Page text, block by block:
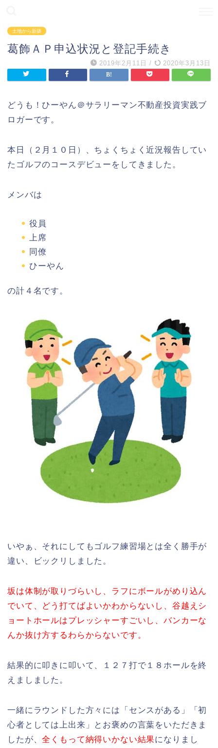
土地から新築
葛飾ＡＰ申込状況と登記手続き
2019年2月11日 / 2020年3月13日
どうも！ひーやん＠サラリーマン不動産投資実践ブ
ロガーです。
本日（２月１０日）、ちょくちょく近況報告してい
たゴルフのコースデビューをしてきました。
メンバは
役員
上席
同僚
ひーやん
の計４名です。
いやぁ、それにしてもゴルフ練習場とは全く勝手が
違い、ビックリしました。
坂は体制が取りづらいし、ラフにボールがめり込ん
でいて、どう打てばよいかわからないし、谷越えシ
ョートホールはプレッシャーすごいし、バンカーな
んか抜け方するわらからないです。
結果的に叩きに叩いて、１２７打で１８ホールを終
えましました。
一緒にラウンドした方々には「センスがある」「初
心者としては上出来」とお褒めの言葉をいただきま
したが、全くもって納得いかない結果になりまし